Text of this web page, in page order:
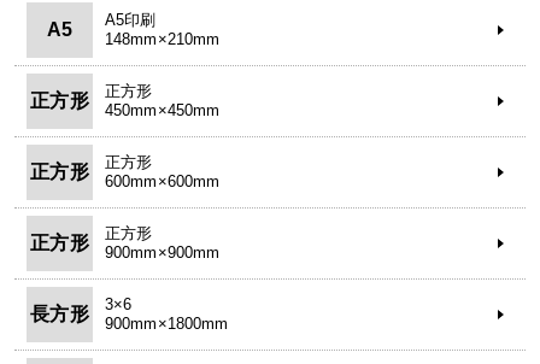
A5
A5印刷
148mm×210mm
正方形
正方形
450mm×450mm
正方形
正方形
600mm×600mm
正方形
正方形
900mm×900mm
長方形
3×6
900mm×1800mm